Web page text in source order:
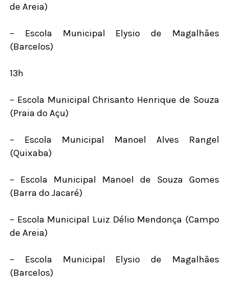
de Areia)
– Escola Municipal Elysio de Magalhães
(Barcelos)
13h
– Escola Municipal Chrisanto Henrique de Souza
(Praia do Açu)
– Escola Municipal Manoel Alves Rangel
(Quixaba)
– Escola Municipal Manoel de Souza Gomes
(Barra do Jacaré)
– Escola Municipal Luiz Délio Mendonça (Campo
de Areia)
– Escola Municipal Elysio de Magalhães
(Barcelos)